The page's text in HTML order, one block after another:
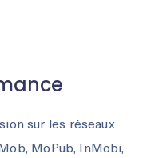
sur les réseaux
MoPub, InMobi,